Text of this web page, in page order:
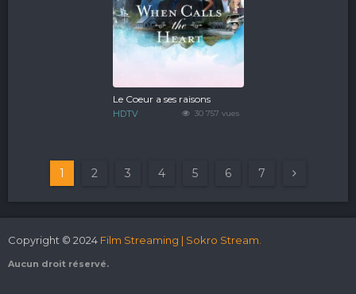
30 757 vues
Le Coeur a ses raisons
HDTV
1 2 3 4 5 6 7
Copyright © 2024 Film Streaming | Sokro Stream.
Aucun droit réservé.